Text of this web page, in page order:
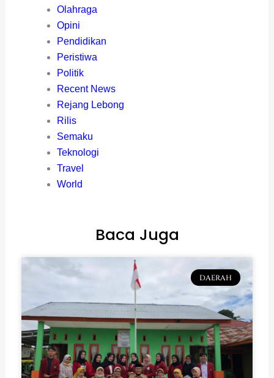
Olahraga
Opini
Pendidikan
Peristiwa
Politik
Recent News
Rejang Lebong
Rilis
Semaku
Teknologi
Travel
World
Baca Juga
DAERAH